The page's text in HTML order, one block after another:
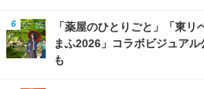
「薬屋のひとりごと」「東
まふ2026」コラボビジュア
も